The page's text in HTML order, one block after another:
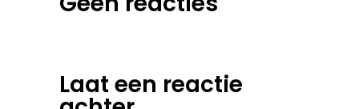
Laat een reactie